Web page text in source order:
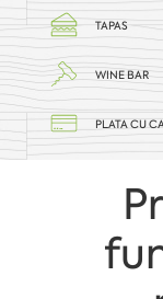
TAPAS
WINE BAR
PLATA CU